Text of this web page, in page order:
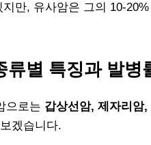
만, 유사암은 그의 10-
류별 특징과 발병
으로는 갑상선암, 제자리암
겠습니다.